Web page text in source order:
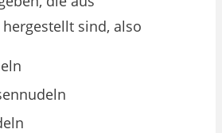
sind, also